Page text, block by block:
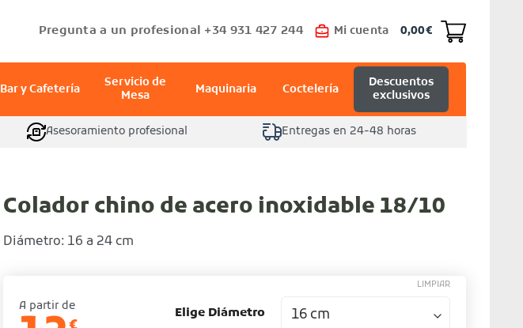
Pregunta a un profesional +34 931 427 244 Mi cuenta 0,00€
Bar y Cafetería
Servicio de
Mesa
Maquinaria Coctelería
Descuentos
exclusivos
Asesoramiento profesional Entregas en 24-48 horas
Colador chino de acero inoxidable 18/10
Diámetro: 16 a 24 cm
A partir de Elige Diámetro
LIMPIAR